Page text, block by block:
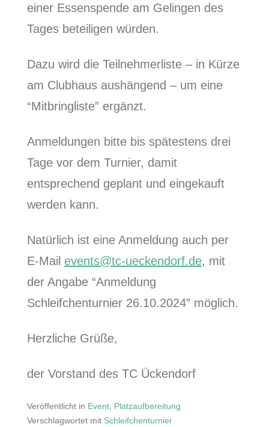
einer Essenspende am Gelingen des
Tages beteiligen würden.
Dazu wird die Teilnehmerliste – in Kürze
am Clubhaus aushängend – um eine
“Mitbringliste” ergänzt.
Anmeldungen bitte bis spätestens drei
Tage vor dem Turnier, damit
entsprechend geplant und eingekauft
werden kann.
Natürlich ist eine Anmeldung auch per
E-Mail events@tc-ueckendorf.de, mit
der Angabe “Anmeldung
Schleifchenturnier 26.10.2024” möglich.
Herzliche Grüße,
der Vorstand des TC Ückendorf
Veröffentlicht in Event, Platzaufbereitung
Verschlagwortet mit Schleifchenturnier